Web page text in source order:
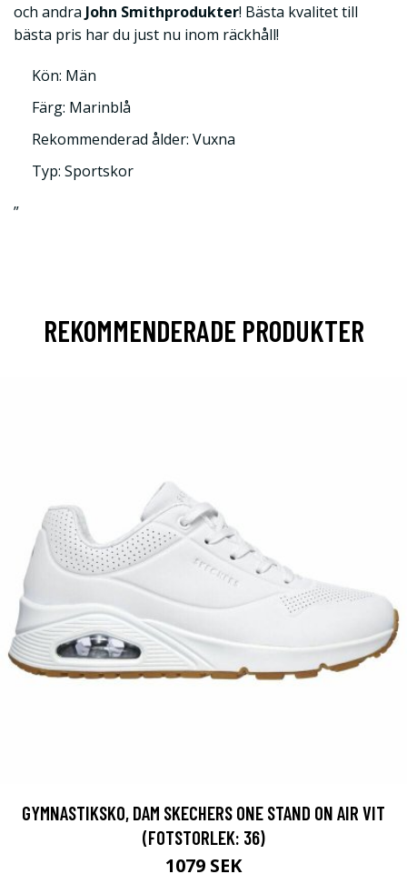
och andra John Smithprodukter! Bästa kvalitet till
bästa pris har du just nu inom räckhåll!
Kön: Män
Färg: Marinblå
Rekommenderad ålder: Vuxna
Typ: Sportskor
”
REKOMMENDERADE PRODUKTER
GYMNASTIKSKO, DAM SKECHERS ONE STAND ON AIR VIT
(FOTSTORLEK: 36)
1079 SEK